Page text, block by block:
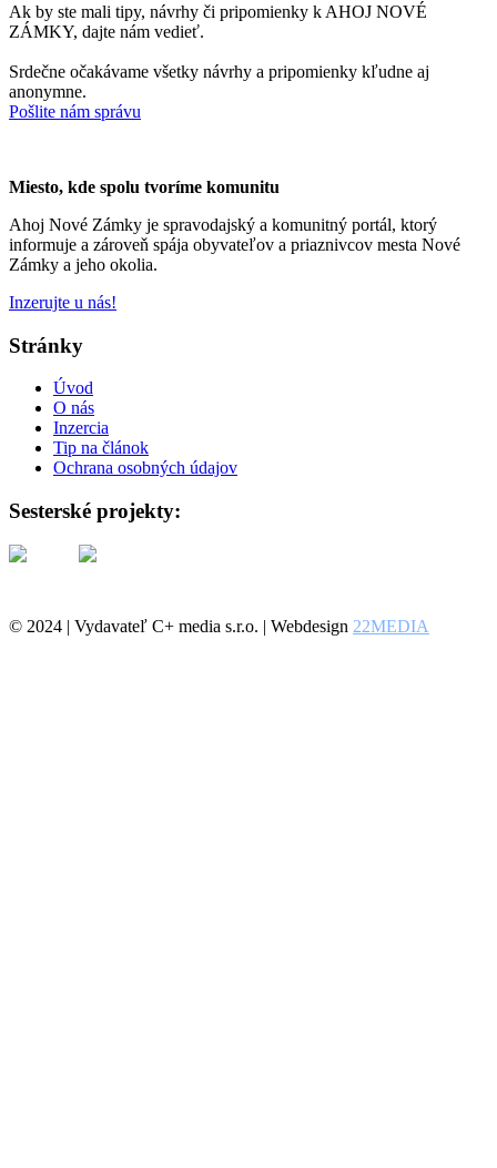
Ak by ste mali tipy, návrhy či pripomienky k AHOJ NOVÉ
ZÁMKY, dajte nám vedieť.
Srdečne očakávame všetky návrhy a pripomienky kľudne aj
anonymne.
Pošlite nám správu
Miesto, kde spolu tvoríme komunitu
Ahoj Nové Zámky je spravodajský a komunitný portál, ktorý
informuje a zároveň spája obyvateľov a priaznivcov mesta Nové
Zámky a jeho okolia.
Inzerujte u nás!
Stránky
Úvod
O nás
Inzercia
Tip na článok
Ochrana osobných údajov
Sesterské projekty:
© 2024 | Vydavateľ C+ media s.r.o. | Webdesign 22MEDIA